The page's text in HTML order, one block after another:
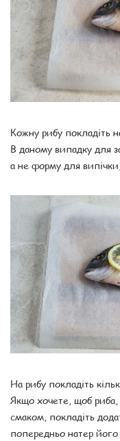
Кожну рибу покладіть
В даному випадку для
а не форму для
На рибу покладіть
Якщо хочете, щоб риба,
смаком, покладіть
попередньо натер